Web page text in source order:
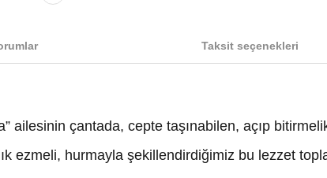
Taksit seçenekleri
ailesinin çantada, cepte taşınabilen, açıp
ezmeli, hurmayla şekillendirdiğimiz bu lezzet